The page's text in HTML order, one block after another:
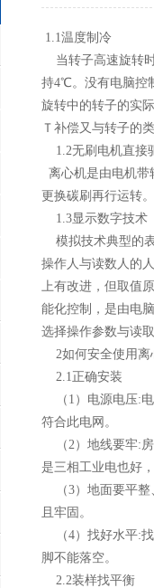
1.1温度制冷
当转子高速旋转
持4℃。没有电脑控
旋转中的转子的实
Ｔ补偿又与转子的
1.2无刷电机直接
离心机是由电机带
更换碳刷再行运转
1.3显示数字技术
模拟技术典型的
操作人与读数人的
上有改进，但取值
能化控制，是由电
选择操作参数与读
2如何安全使用离
2.1正确安装
（1）电源电压:电
符合此电网。
（2）地线要牢:房
是三相工业电也好
（3）地面要平整
且牢固。
（4）找好水平:找
脚不能落空。
2.2装样找平衡